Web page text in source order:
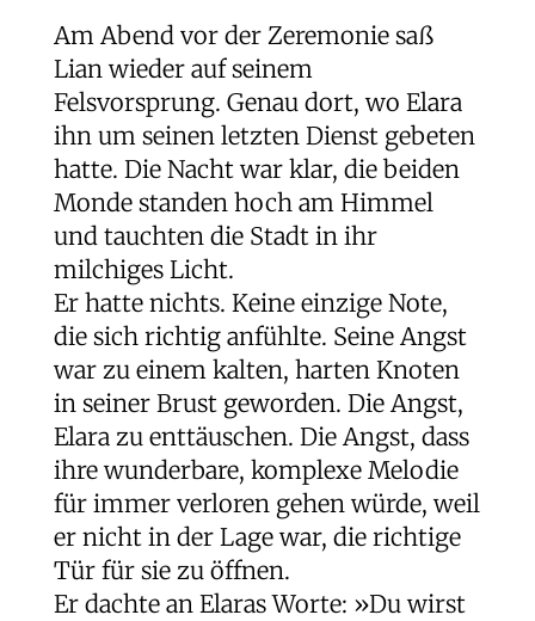
Am Abend vor der Zeremonie saß
Lian wieder auf seinem
Felsvorsprung. Genau dort, wo Elara
ihn um seinen letzten Dienst gebeten
hatte. Die Nacht war klar, die beiden
Monde standen hoch am Himmel
und tauchten die Stadt in ihr
milchiges Licht.
Er hatte nichts. Keine einzige Note,
die sich richtig anfühlte. Seine Angst
war zu einem kalten, harten Knoten
in seiner Brust geworden. Die Angst,
Elara zu enttäuschen. Die Angst, dass
ihre wunderbare, komplexe Melodie
für immer verloren gehen würde, weil
er nicht in der Lage war, die richtige
Tür für sie zu öffnen.
Er dachte an Elaras Worte: »Du wirst